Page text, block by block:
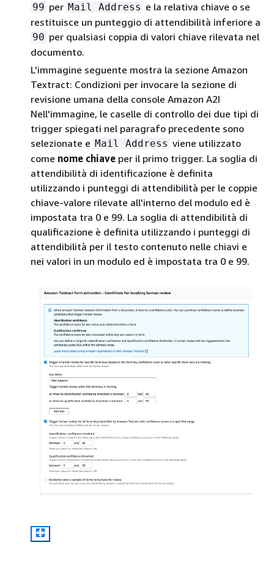
99 per Mail Address e la relativa chiave o se
restituisce un punteggio di attendibilità inferiore a
90 per qualsiasi coppia di valori chiave rilevata nel
documento.
L'immagine seguente mostra la sezione Amazon
Textract: Condizioni per invocare la sezione di
revisione umana della console Amazon A2I
Nell'immagine, le caselle di controllo dei due tipi di
trigger spiegati nel paragrafo precedente sono
selezionate e Mail Address viene utilizzato
come nome chiave per il primo trigger. La soglia di
attendibilità di identificazione è definita
utilizzando i punteggi di attendibilità per le coppie
chiave-valore rilevate all'interno del modulo ed è
impostata tra 0 e 99. La soglia di attendibilità di
qualificazione è definita utilizzando i punteggi di
attendibilità per il testo contenuto nelle chiavi e
nei valori in un modulo ed è impostata tra 0 e 99.